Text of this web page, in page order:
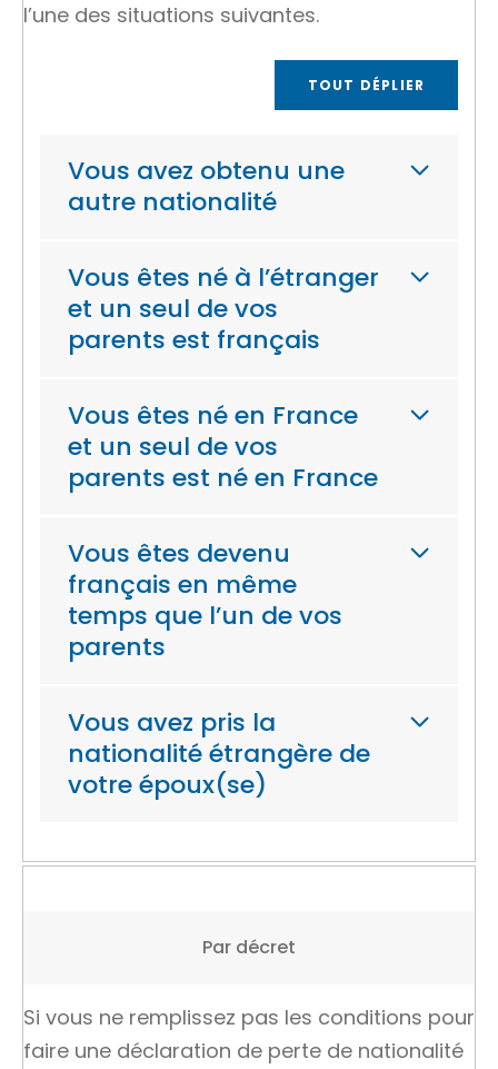
l’une des situations suivantes.
TOUT DÉPLIER
Vous avez obtenu une
autre nationalité
Vous êtes né à l’étranger
et un seul de vos
parents est français
Vous êtes né en France
et un seul de vos
parents est né en France
Vous êtes devenu
français en même
temps que l’un de vos
parents
Vous avez pris la
nationalité étrangère de
votre époux(se)
Par décret
Si vous ne remplissez pas les conditions pour
faire une déclaration de perte de nationalité